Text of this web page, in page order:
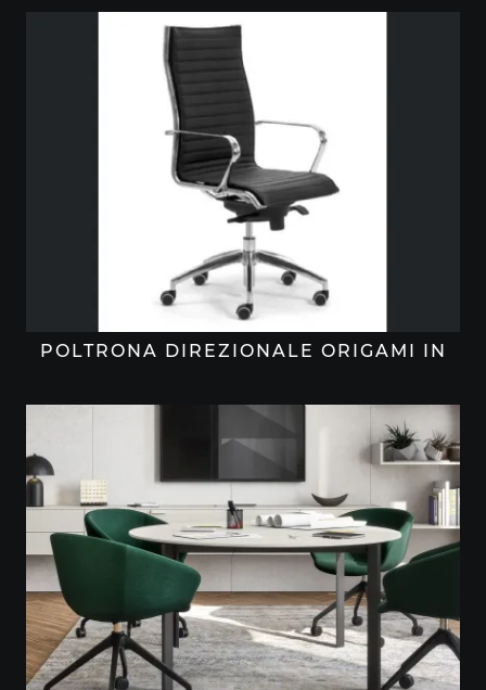
POLTRONA DIREZIONALE ORIGAMI IN